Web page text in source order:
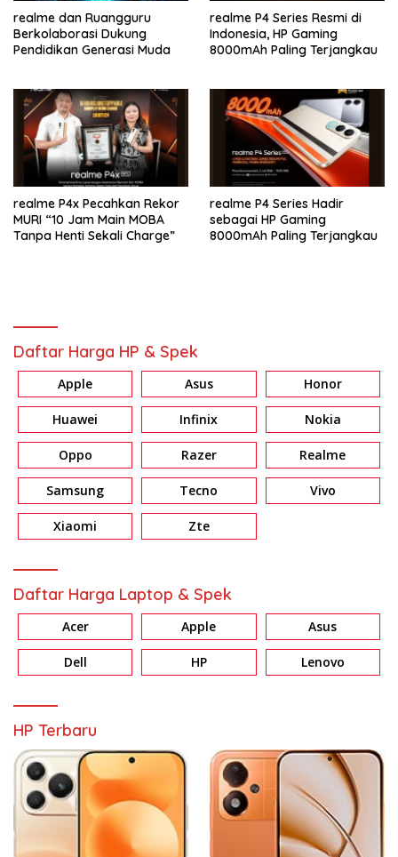
realme dan Ruangguru
Berkolaborasi Dukung
Pendidikan Generasi Muda
realme P4 Series Resmi di
Indonesia, HP Gaming
8000mAh Paling Terjangkau
realme P4x Pecahkan Rekor
MURI “10 Jam Main MOBA
Tanpa Henti Sekali Charge”
realme P4 Series Hadir
sebagai HP Gaming
8000mAh Paling Terjangkau
Daftar Harga HP & Spek
Apple Asus Honor
Huawei Infinix Nokia
Oppo Razer Realme
Samsung Tecno Vivo
Xiaomi Zte
Daftar Harga Laptop & Spek
Acer Apple Asus
Dell HP Lenovo
HP Terbaru